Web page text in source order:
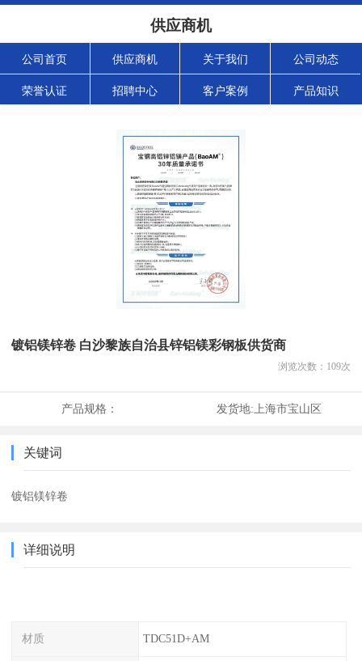
供应商机
公司首页 供应商机 关于我们 公司动态
荣誉认证 招聘中心 客户案例 产品知识
镀铝镁锌卷 白沙黎族自治县锌铝镁彩钢板供货商
浏览次数： 109次
产品规格： 发货地: 上海市宝山区
关键词
镀铝镁锌卷
详细说明
材质 TDC51D+AM